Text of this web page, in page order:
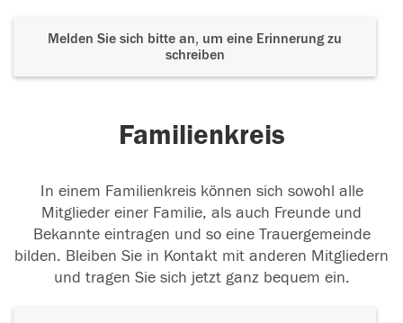
Melden Sie sich bitte an, um eine Erinnerung zu
schreiben
Familienkreis
In einem Familienkreis können sich sowohl alle
Mitglieder einer Familie, als auch Freunde und
Bekannte eintragen und so eine Trauergemeinde
bilden. Bleiben Sie in Kontakt mit anderen Mitgliedern
und tragen Sie sich jetzt ganz bequem ein.